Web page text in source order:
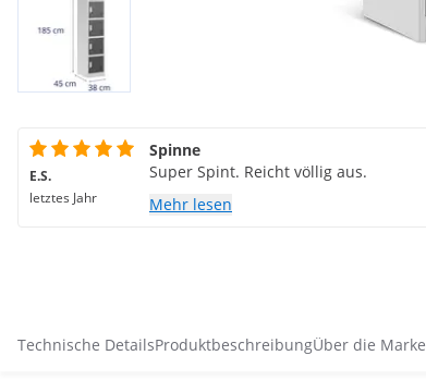
E.S.
letztes Jahr
Spinne
Super Spint. Reicht völlig aus.
Mehr lesen
Technische DetailsProduktbeschreibungÜber die Marke